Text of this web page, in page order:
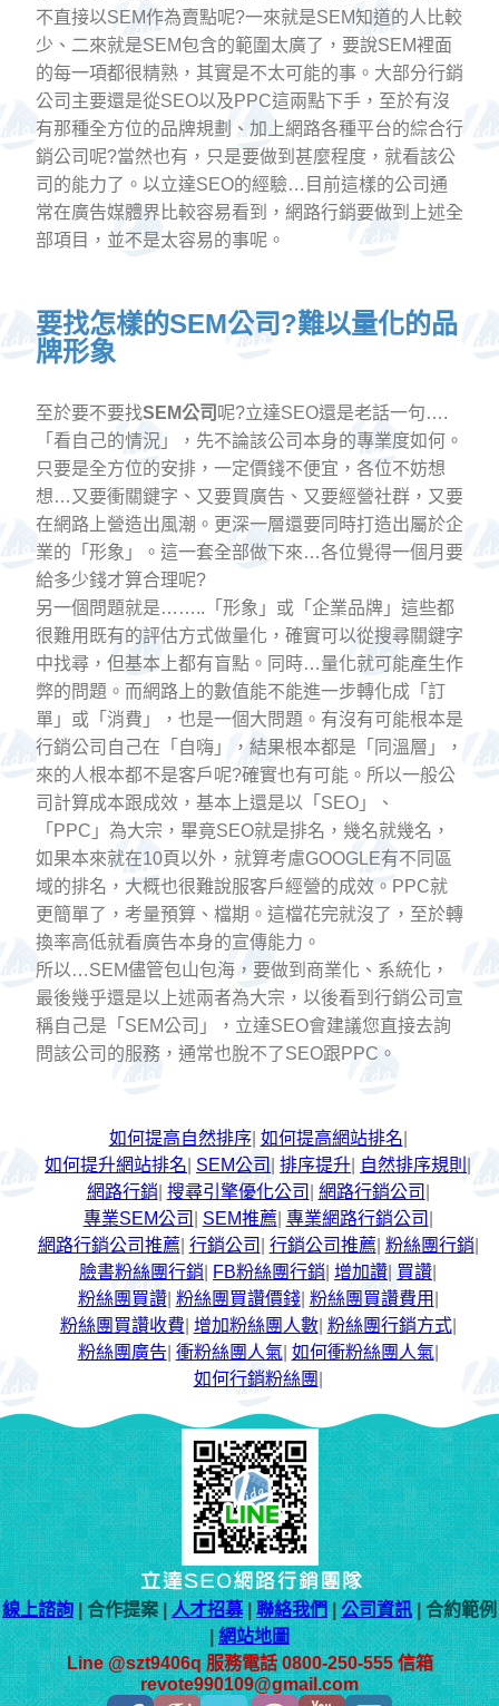
不直接以SEM作為賣點呢?一來就是SEM知道的人比較
少、二來就是SEM包含的範圍太廣了，要說SEM裡面
的每一項都很精熟，其實是不太可能的事。大部分行銷
公司主要還是從SEO以及PPC這兩點下手，至於有沒
有那種全方位的品牌規劃、加上網路各種平台的綜合行
銷公司呢?當然也有，只是要做到甚麼程度，就看該公
司的能力了。以立達SEO的經驗…目前這樣的公司通
常在廣告媒體界比較容易看到，網路行銷要做到上述全
部項目，並不是太容易的事呢。
要找怎樣的SEM公司?難以量化的品
牌形象
至於要不要找SEM公司 呢?立達SEO還是老話一句….
「看自己的情況」，先不論該公司本身的專業度如何。
只要是全方位的安排，一定價錢不便宜，各位不妨想
想…又要衝關鍵字、又要買廣告、又要經營社群，又要
在網路上營造出風潮。更深一層還要同時打造出屬於企
業的「形象」。這一套全部做下來…各位覺得一個月要
給多少錢才算合理呢?
另一個問題就是……..「形象」或「企業品牌」這些都
很難用既有的評估方式做量化，確實可以從搜尋關鍵字
中找尋，但基本上都有盲點。同時…量化就可能產生作
弊的問題。而網路上的數值能不能進一步轉化成「訂
單」或「消費」，也是一個大問題。有沒有可能根本是
行銷公司自己在「自嗨」，結果根本都是「同溫層」，
來的人根本都不是客戶呢?確實也有可能。所以一般公
司計算成本跟成效，基本上還是以「SEO」、
「PPC」為大宗，畢竟SEO就是排名，幾名就幾名，
如果本來就在10頁以外，就算考慮GOOGLE有不同區
域的排名，大概也很難說服客戶經營的成效。PPC就
更簡單了，考量預算、檔期。這檔花完就沒了，至於轉
換率高低就看廣告本身的宣傳能力。
所以…SEM儘管包山包海，要做到商業化、系統化，
最後幾乎還是以上述兩者為大宗，以後看到行銷公司宣
稱自己是「SEM公司」，立達SEO會建議您直接去詢
問該公司的服務，通常也脫不了SEO跟PPC。
如何提高自然排序| 如何提高網站排名
如何提升網站排名 SEM公司 排序提升 自然排序規則
網路行銷 搜尋引擎優化公司 網路行銷公司
專業SEM公司
SEM推薦 專業網路行銷公司
網路行銷公司推薦 行銷公司 行銷公司推薦 粉絲團行銷
臉書粉絲團行銷
FB粉絲團行銷 增加讚 買讚
粉絲團買讚| 粉絲團買讚價錢| 粉絲團買讚費用
粉絲團買讚收費 增加粉絲團人數| 粉絲團行銷方式|
粉絲團廣告 衝粉絲團人氣| 如何衝粉絲團人氣|
如何行銷粉絲團
線上諮詢| 合作提案 |人才招募|聯絡我們|公司資訊| 合約範例
|網站地圖
Line @szt9406q 服務電話 0800-250-555 信箱
revote990109@gmail.com